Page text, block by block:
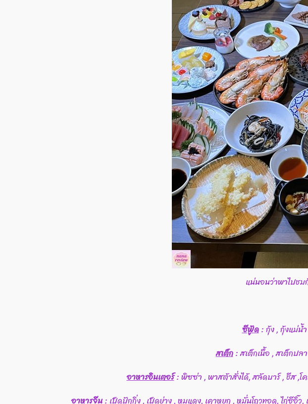
แน่นอนว่าพาไปชม
ซีฟู้ด: กุ้ง , กุ้งแม่น้
สเต็ก: สเต็กเนื้อ , สเต็กป
อาหารอินเตอร์: พิซซ่า , พาสต้าสั่งได้, สลัดบาร์ , ชีส ,โ
อาหารจีน: เป็ดปักกิ่ง , เป็ดย่าง , หมูแดง, เคาหยก , หมั่นโถวทอด, ไก่ซีอิ๊